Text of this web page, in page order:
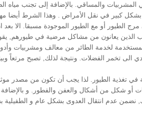
المشربيات والمساقي. بالإضافة إلى تجنب مياه
بشكل كبير في نقل الأمراض . وهذا الشرط أيضا
الطيور أو مع الطيور الموجودة مسبقا. الا
الذين يعانون من مشاكل مرضية في طيورهم,
المستخدمة لخدمة الطائر من معالف ومشربيات
الى تخمر الفضلات. ونتيجة لذلك, تصبح مرتعاً
في تغذية الطيور. لذا يجب أن تكون من مصدر
أو شكل من أشكال والعفن والفطور. و
نضمن عدم انتقال العدوى بشكل عام و